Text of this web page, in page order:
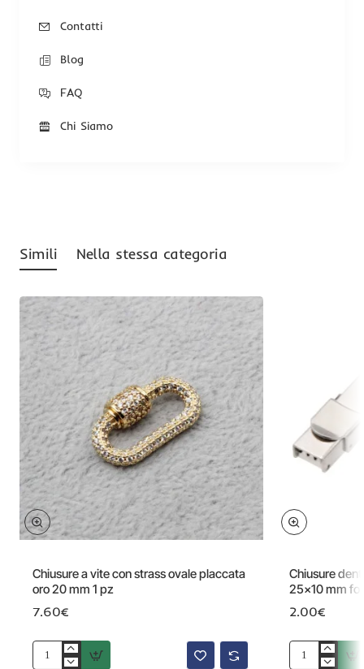
Contatti
Blog
FAQ
Chi Siamo
Simili Nella stessa categoria
Chiusure a vite con strass ovale placcata
oro 20 mm 1 pz
7.60€
Chiusure
Chiusure
25x10 mm
2.00€
Chiusure